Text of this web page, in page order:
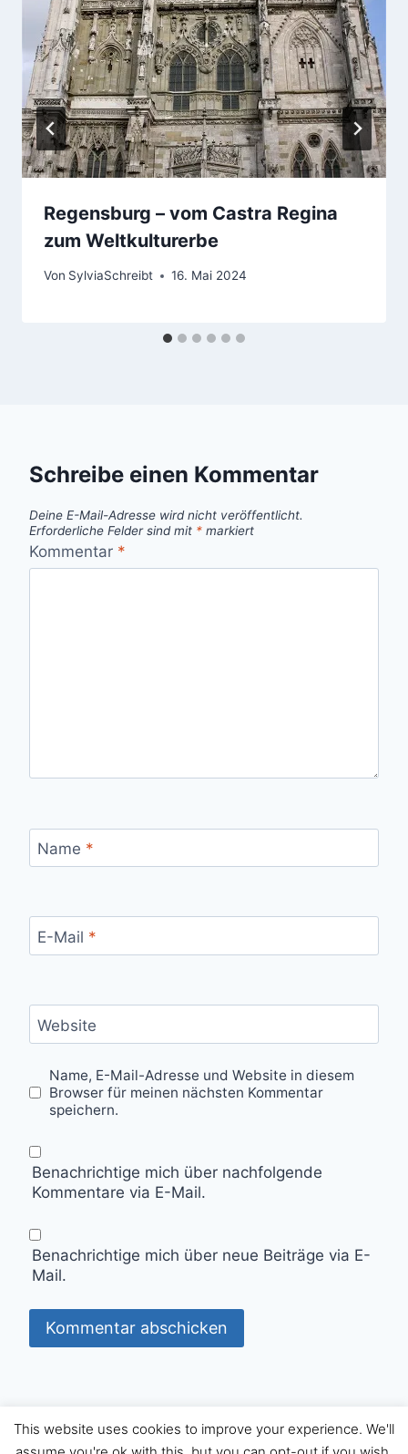
Regensburg – vom Castra Regina
zum Weltkulturerbe
Von SylviaSchreibt 16. Mai 2024
Schreibe einen Kommentar
Deine E-Mail-Adresse wird nicht veröffentlicht.
Erforderliche Felder sind mit * markiert
Kommentar *
Name *
E-Mail *
Website
Name, E-Mail-Adresse und Website in diesem
Browser für meinen nächsten Kommentar
speichern.
Benachrichtige mich über nachfolgende
Kommentare via E-Mail.
Benachrichtige mich über neue Beiträge via E-
Mail.
© 2026 Schreibreise - WordPress Theme von
This website uses cookies to improve your experience. We'll